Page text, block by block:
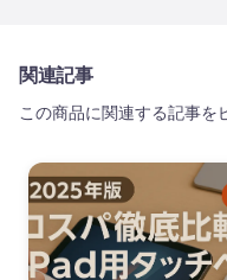
関連記事
この商品に関連する記事を